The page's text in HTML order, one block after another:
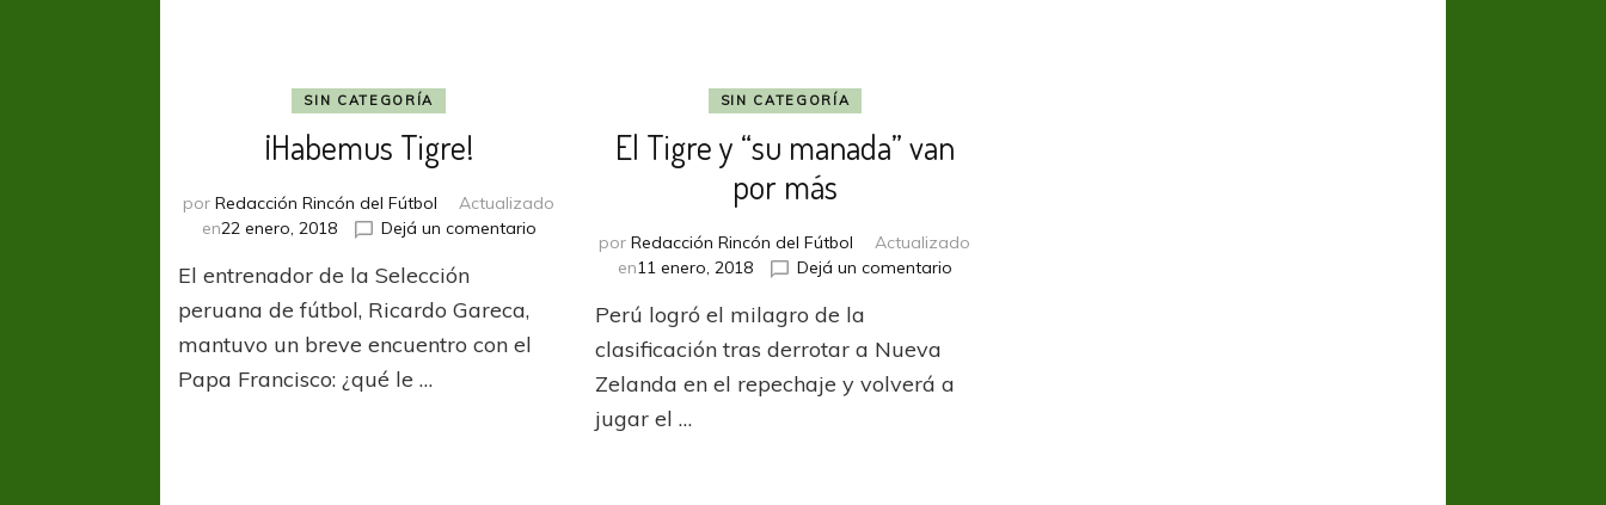
SIN CATEGORÍA
¡Habemus Tigre!
porRedacción Rincón del Fútbol
Actualizado
en22 enero, 2018 Dejá un comentarioen
¡Habemus
El entrenador de la Selección
peruana de fútbol, Ricardo Gareca,
mantuvo un breve encuentro con el
Papa Francisco: ¿qué le …
SIN CATEGORÍA
El Tigre y “su manada” van
por más
porRedacción Rincón del Fútbol
Actualizado
en11 enero, 2018 Dejá un comentarioen
manada”
Perú logró el milagro de la
clasificación tras derrotar a Nueva
Zelanda en el repechaje y volverá a
jugar el …